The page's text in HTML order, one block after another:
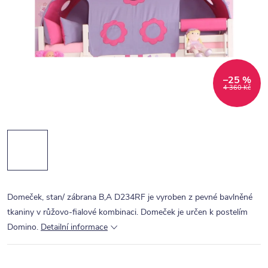
4 360 Kč
–25 %
Domeček, stan/ zábrana B,A D234RF je vyroben z pevné bavlněné
tkaniny v růžovo-fialové kombinaci. Domeček je určen k postelím
Domino. Detailní informace